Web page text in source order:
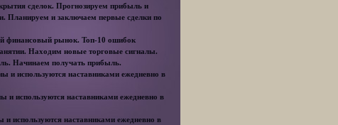
сделок. Прогнозируем прибыль и
Планируем и заключаем первые сделки по
финансовый рынок. Топ-10 ошибок
Находим новые торговые сигналы.
Начинаем получать прибыль.
и используются наставниками ежедневно в
и используются наставниками ежедневно в
и используются наставниками ежедневно в